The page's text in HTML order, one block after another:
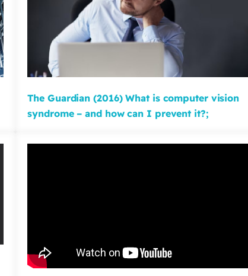
The Guardian (2016) What is computer vision
syndrome – and how can I prevent it?;